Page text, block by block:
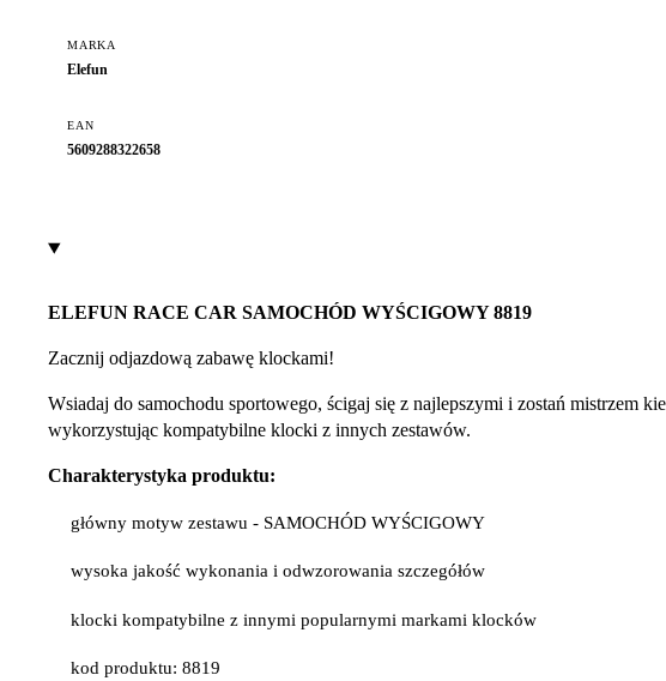
MARKA
Elefun
EAN
5609288322658
ELEFUN RACE CAR SAMOCHÓD WYŚCIGOWY 8819
Zacznij odjazdową zabawę klockami!
Wsiadaj do samochodu sportowego, ścigaj się z najlepszymi i zostań mistrzem
wykorzystując kompatybilne klocki z innych zestawów.
Charakterystyka produktu:
główny motyw zestawu - SAMOCHÓD WYŚCIGOWY
wysoka jakość wykonania i odwzorowania szczegółów
klocki kompatybilne z innymi popularnymi markami klocków
kod produktu: 8819